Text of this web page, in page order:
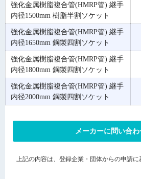
強化金属樹脂複合管(HMRP管) 継手
内径1500mm 樹脂半割ソケット
強化金属樹脂複合管(HMRP管) 継手
内径1650mm 鋼製四割ソケット
強化金属樹脂複合管(HMRP管) 継手
内径1800mm 鋼製四割ソケット
強化金属樹脂複合管(HMRP管) 継手
内径2000mm 鋼製四割ソケット
メーカーに問い合わ
上記の内容は、登録企業・団体からの申請に